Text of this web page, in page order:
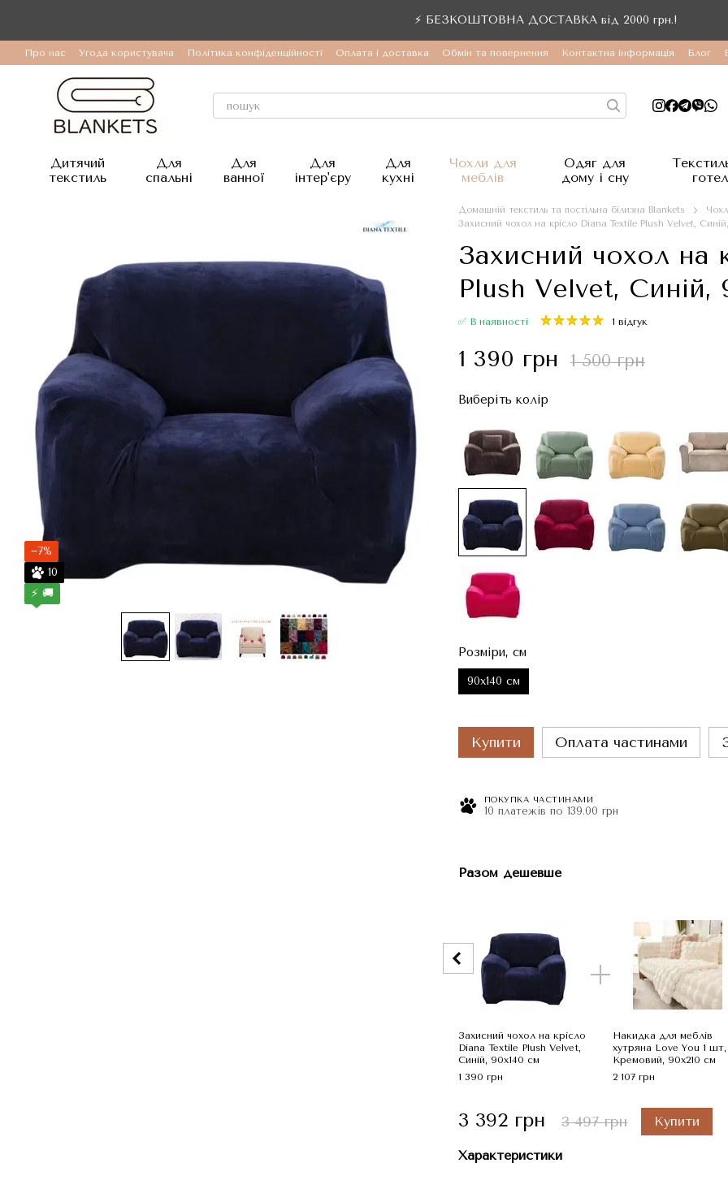
⚡ БЕЗКОШТОВНА ДОСТАВКА від 2000 грн.!
Про нас Угода користувача Політика конфіденційності Оплата і доставка Обмін та повернення Контактна інформація Блог
Дитячий
текстиль
Для
спальні
Для
ванної
Для
інтер'єру
Для
кухні
Чохли для
меблів
Одяг для
дому і сну
−7%
10
⚡ 🚚
Домашній текстиль та постільна білизна Blankets
Захисний чохол на крісло Diana Textile Plush Velvet,
Захисний чохол на
Plush Velvet, Синій,
✅ В наявності 1 відгук
1 390 грн 1 500 грн
Виберіть колір
Розміри, см
90x140 см
Купити Оплата частинами
ПОКУПКА ЧАСТИНАМИ
10 платежів по 139.00 грн
Разом дешевше
Захисний чохол на крісло
Diana Textile Plush Velvet,
Синій, 90x140 см
1 390 грн
Накидка для меблів
хутряна Love You 1 шт,
Кремовий, 90x210 см
2 107 грн
3 392 грн 3 497 грн Купити
Характеристики